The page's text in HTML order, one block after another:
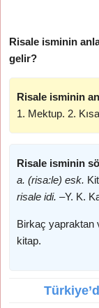
Risale isminin
gelir?
Risale isminin
1. Mektup. 2.
Risale isminin
a. (risa:le) esk.
risale idi. –Y. K.
Birkaç yapraktan
kitap.